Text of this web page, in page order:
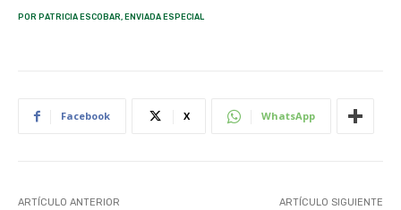
POR PATRICIA ESCOBAR, ENVIADA ESPECIAL
Facebook X WhatsApp
ARTÍCULO ANTERIOR ARTÍCULO SIGUIENTE